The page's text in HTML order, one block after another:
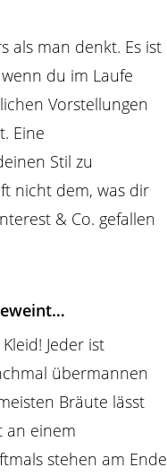
als man denkt. Es ist
du im Laufe
Vorstellungen
Eine
Stil zu
nicht dem, was dir
& Co. gefallen
Jeder ist
übermannen
Bräute lässt
an einem
stehen am Ende